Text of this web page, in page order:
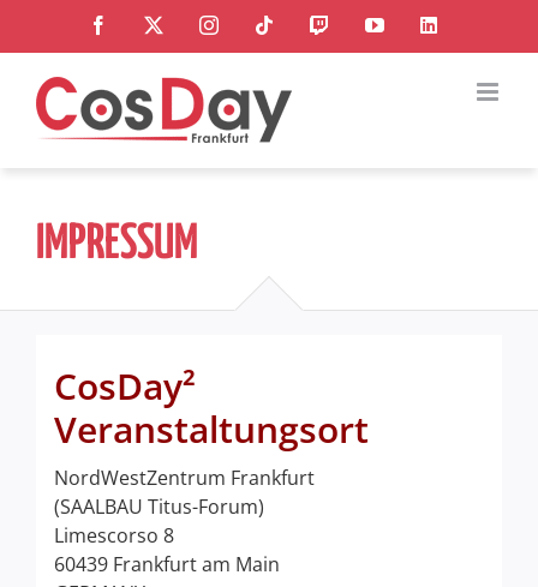
springen
Facebook InstagramTiktok TwitchYouTubeLinkedIn
IMPRESSUM
CosDay²
Veranstaltungsort
NordWestZentrum Frankfurt
(SAALBAU Titus-Forum)
Limescorso 8
60439 Frankfurt am Main